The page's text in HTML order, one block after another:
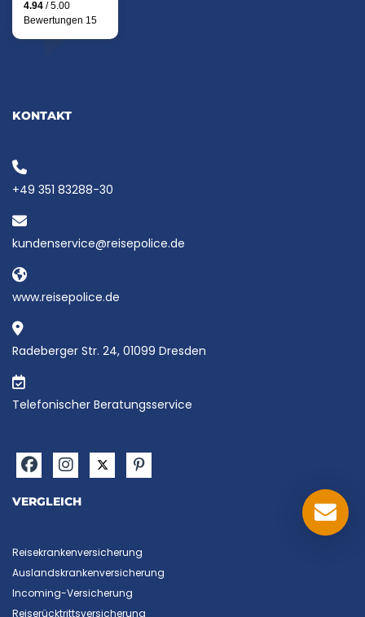
KONTAKT
+49 351 83288-30
kundenservice@reisepolice.de
www.reisepolice.de
Radeberger Str. 24, 01099 Dresden
Telefonischer Beratungsservice
VERGLEICH
Reisekrankenversicherung
Auslandskrankenversicherung
Incoming-Versicherung
Reiserücktrittsversicherung